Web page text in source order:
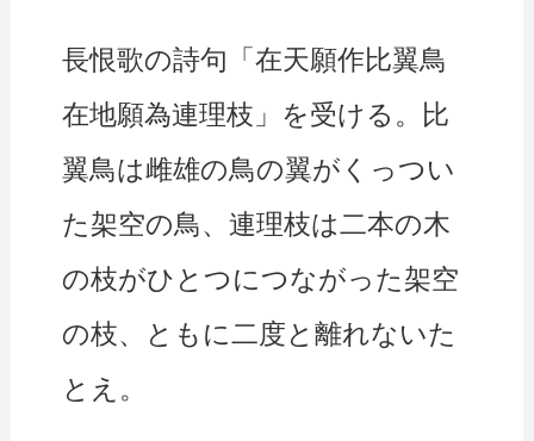
長恨歌の詩句「在天願作比翼鳥
在地願為連理枝」を受ける。比
翼鳥は雌雄の鳥の翼がくっつい
た架空の鳥、連理枝は二本の木
の枝がひとつにつながった架空
の枝、ともに二度と離れないた
とえ。